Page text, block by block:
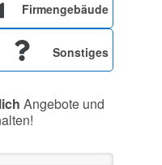
Firmengebäude
Sonstiges
Angebote und